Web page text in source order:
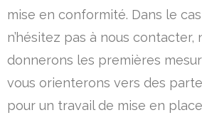
mise en conformité. Dans le
n’hésitez pas à nous contacter,
donnerons les premières
vous orienterons vers des
pour un travail de mise en